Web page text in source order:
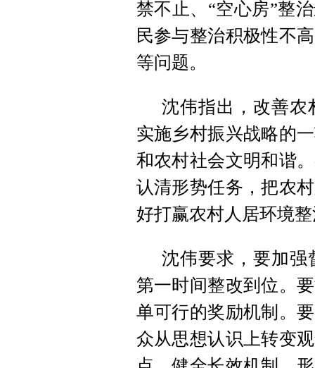
禁不止、“空心房”整
民参与整治积极性不
等问题。
沈伟指出，改善农
实施乡村振兴战略的
和农村社会文明和谐
认清形势任务，把农
好打赢农村人居环境
沈伟要求，要加强
第一时间整改到位。
单可行的奖励机制。
众从思想认识上转变